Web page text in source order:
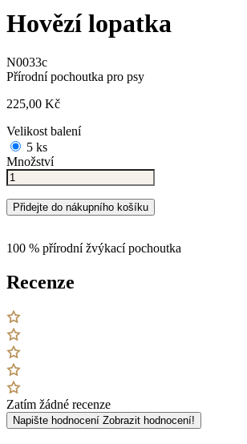
Hovězí lopatka
N0033c
Přírodní pochoutka pro psy
225,00 Kč
Velikost balení
5 ks
Množství
Přidejte do nákupního košíku
100 % přírodní žvýkací pochoutka
Recenze
Zatím žádné recenze
Napište hodnocení Zobrazit hodnocení!